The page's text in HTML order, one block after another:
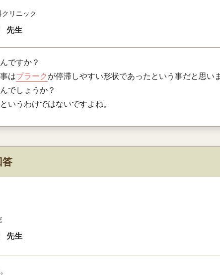
リニック
先生
ですか？
はプラーク が停滞しやすい形状であったという事だと思い
でしょうか？
いうわけではないですよね。
先生